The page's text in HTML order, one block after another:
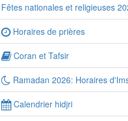
Fêtes nationales et religieuses
Horaires de prières
Coran et Tafsir
Ramadan 2026: Horaires
Calendrier hidjri